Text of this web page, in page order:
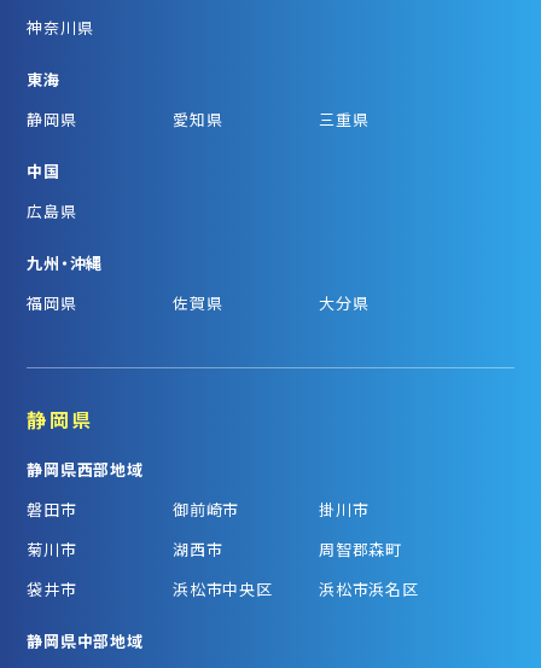
神奈川県
東海
静岡県
愛知県 三重県
中国
広島県
九州・沖縄
福岡県
佐賀県 大分県
静岡県
静岡県西部地域
磐田市
御前崎市
掛川市
菊川市
湖西市
周智郡森町
袋井市
浜松市中央区 浜松市浜名区
静岡県中部地域